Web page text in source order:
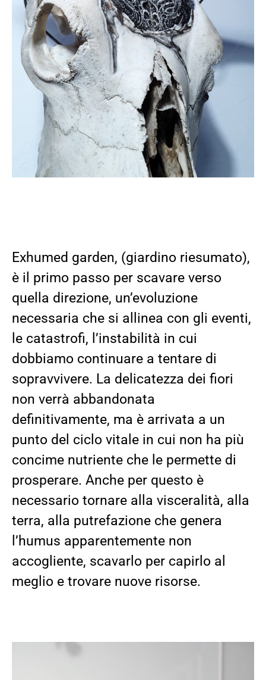
Exhumed garden, (giardino riesumato),
è il primo passo per scavare verso
quella direzione, un’evoluzione
necessaria che si allinea con gli eventi,
le catastrofi, l’instabilità in cui
dobbiamo continuare a tentare di
sopravvivere. La delicatezza dei fiori
non verrà abbandonata
definitivamente, ma è arrivata a un
punto del ciclo vitale in cui non ha più
concime nutriente che le permette di
prosperare. Anche per questo è
necessario tornare alla visceralità, alla
terra, alla putrefazione che genera
l’humus apparentemente non
accogliente, scavarlo per capirlo al
meglio e trovare nuove risorse.